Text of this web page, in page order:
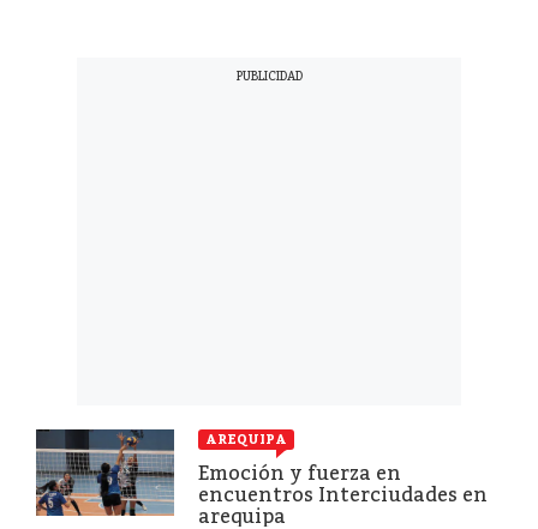
AREQUIPA
Emoción y fuerza en
encuentros Interciudades en
arequipa